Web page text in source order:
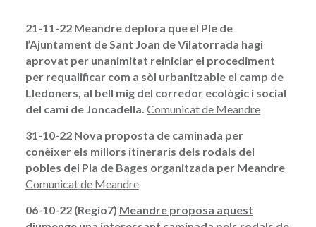
21-11-22 Meandre deplora que el Ple de
l’Ajuntament de Sant Joan de Vilatorrada hagi
aprovat per unanimitat reiniciar el procediment
per requalificar com a sòl urbanitzable el camp de
Lledoners, al bell mig del corredor ecològic i social
del camí de Joncadella. Comunicat de Meandre
31-10-22 Nova proposta de caminada per
conèixer els millors itineraris dels rodals del
pobles del Pla de Bages organitzada per Meandre
Comunicat de Meandre
06-10-22 (Regio7) Meandre proposa aquest